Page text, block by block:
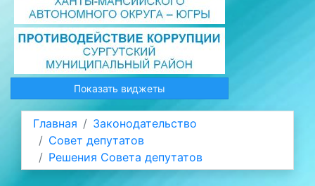
Показать виджеты
Главная
Законодательство
Совет депутатов
Решения Совета депутатов